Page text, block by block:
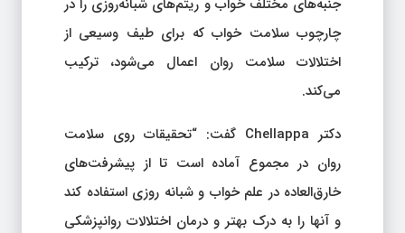
جنبه‌های مختلف خواب و ریتم‌های شبانه‌روزی را در
چارچوب سلامت خواب که برای طیف وسیعی از
اختلالات سلامت روان اعمال می‌شود، ترکیب
می‌کند.
دکتر Chellappa گفت: “تحقیقات روی سلامت
روان در مجموع آماده است تا از پیشرفت‌های
خارق‌العاده در علم خواب و شبانه روزی استفاده کند
و آنها را به درک بهتر و درمان اختلالات روانپزشکی